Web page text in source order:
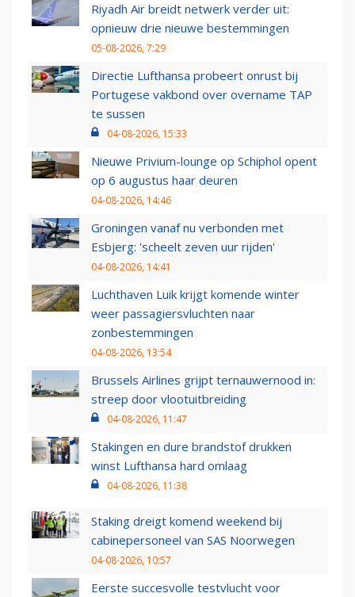
Riyadh Air breidt netwerk verder uit:
opnieuw drie nieuwe bestemmingen
05-08-2026, 7:29
Directie Lufthansa probeert onrust bij
Portugese vakbond over overname TAP
te sussen
04-08-2026, 15:33
Nieuwe Privium-lounge op Schiphol opent
op 6 augustus haar deuren
04-08-2026, 14:46
Groningen vanaf nu verbonden met
Esbjerg: 'scheelt zeven uur rijden'
04-08-2026, 14:41
Luchthaven Luik krijgt komende winter
weer passagiersvluchten naar
zonbestemmingen
04-08-2026, 13:54
Brussels Airlines grijpt ternauwernood in:
streep door vlootuitbreiding
04-08-2026, 11:47
Stakingen en dure brandstof drukken
winst Lufthansa hard omlaag
04-08-2026, 11:38
Staking dreigt komend weekend bij
cabinepersoneel van SAS Noorwegen
04-08-2026, 10:57
Eerste succesvolle testvlucht voor